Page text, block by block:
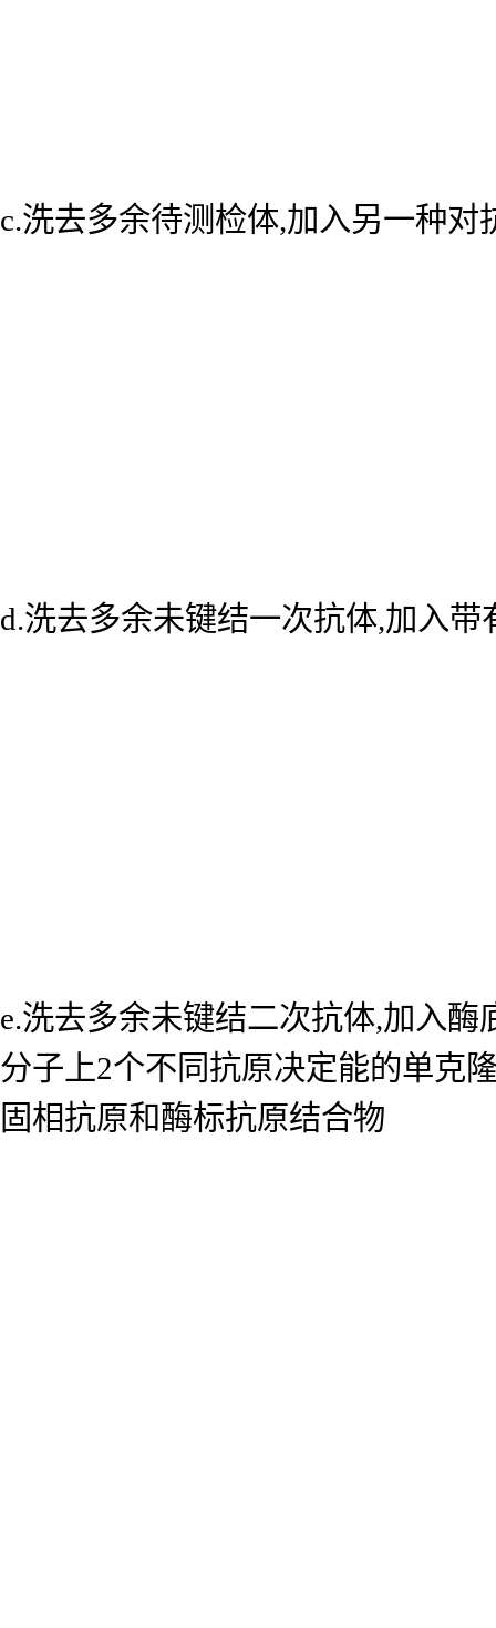
c.洗去多余待测检体,加入另一种
d.洗去多余未键结一次抗体,加入
e.洗去多余未键结二次抗体,加入
分子上2个不同抗原决定能的单克
固相抗原和酶标抗原结合物